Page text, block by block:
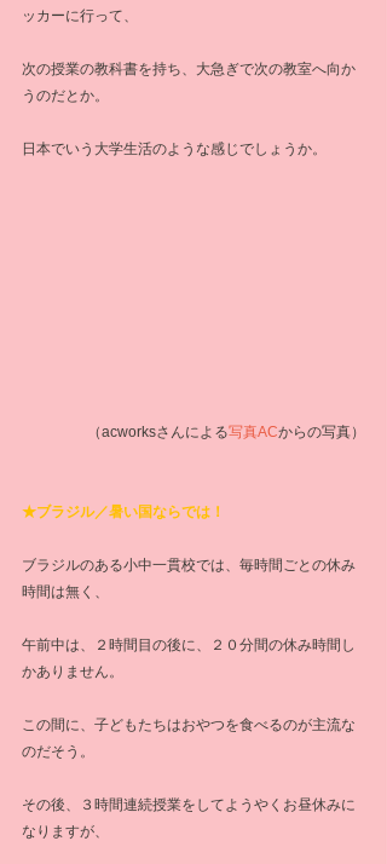
ッカーに行って、
次の授業の教科書を持ち、大急ぎで次の教室へ向か
うのだとか。
日本でいう大学生活のような感じでしょうか。
（acworksさんによる写真ACからの写真）
★ブラジル／暑い国ならでは！
ブラジルのある小中一貫校では、毎時間ごとの休み
時間は無く、
午前中は、２時間目の後に、２０分間の休み時間し
かありません。
この間に、子どもたちはおやつを食べるのが主流な
のだそう。
その後、３時間連続授業をしてようやくお昼休みに
なりますが、